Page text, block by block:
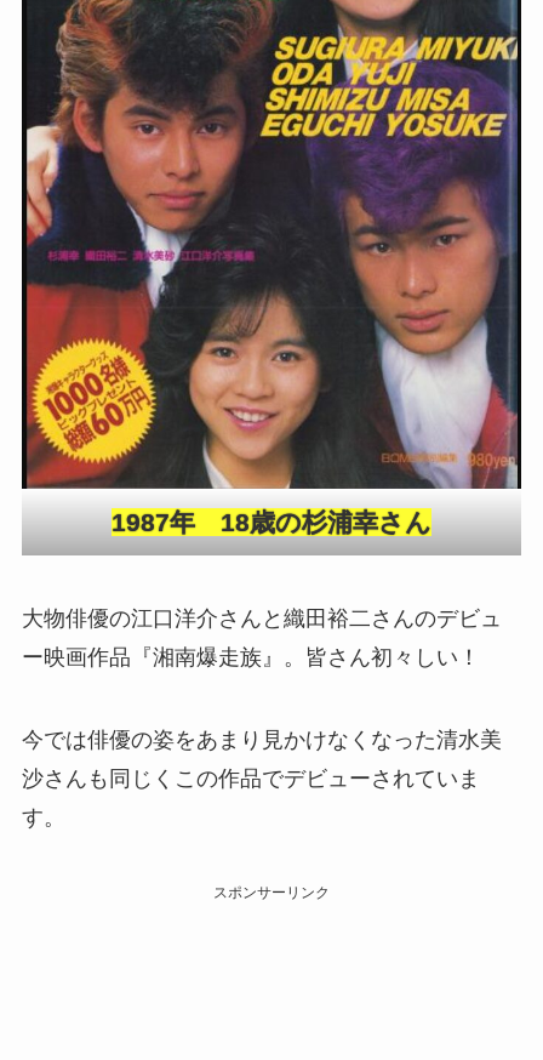
1987年 18歳の杉浦幸さん
大物俳優の江口洋介さんと織田裕二さんのデビュ
ー映画作品『湘南爆走族』。皆さん初々しい！
今では俳優の姿をあまり見かけなくなった清水美
沙さんも同じくこの作品でデビューされていま
す。
スポンサーリンク